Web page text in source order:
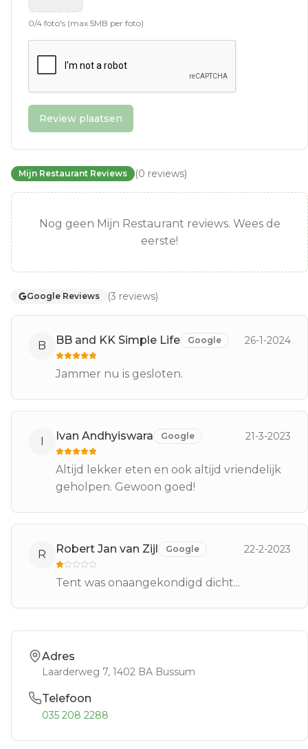
0/4 foto's (max 5MB per foto)
Review plaatsen
Mijn Restaurant Reviews (0 reviews)
Nog geen Mijn Restaurant reviews. Wees de
eerste!
Google Reviews (3 reviews)
B BB and KK Simple Life Google 26-1-2024
Jammer nu is gesloten.
I Ivan Andhyiswara Google 21-3-2023
Altijd lekker eten en ook altijd vriendelijk
geholpen. Gewoon goed!
R Robert Jan van Zijl Google 22-2-2023
Tent was onaangekondigd dicht...
Adres
Laarderweg 7, 1402 BA Bussum
Telefoon
035 208 2288